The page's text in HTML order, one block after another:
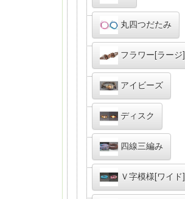
丸四つだたみ
フラワー[ラージ]
アイビーズ
ディスク
四線三編み
Ｖ字模様[ワイド]